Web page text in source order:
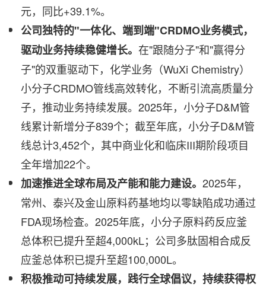
元，同比+39.1%。
公司独特的"一体化、端到端"CRDMO业务模式，
驱动业务持续稳健增长。 在"跟随分子"和"赢得分
子"的双重驱动下，化学业务（WuXi Chemistry）
小分子CRDMO管线高效转化，不断引流高质量分
子，推动业务持续发展。2025年，小分子D&M管
线累计新增分子839个；截至年底，小分子D&M管
线总计3,452个，其中商业化和临床III期阶段项目
全年增加22个。
加速推进全球布局及产能和能力建设。 2025年，
常州、泰兴及金山原料药基地均以零缺陷成功通过
FDA现场检查。2025年底，小分子原料药反应釜
总体积已提升至超4,000kL；公司多肽固相合成反
应釜总体积已提升至超100,000L。
积极推动可持续发展，践行全球倡议，持续获得权